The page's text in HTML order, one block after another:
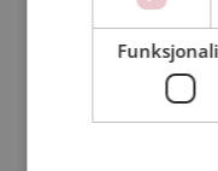
Bli